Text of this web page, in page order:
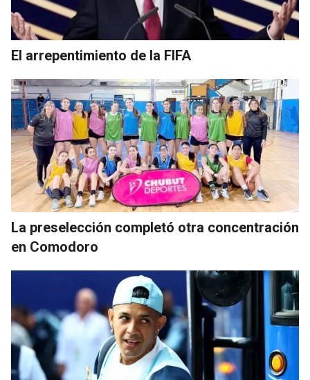
El arrepentimiento de la FIFA
La preselección completó otra concentración
en Comodoro